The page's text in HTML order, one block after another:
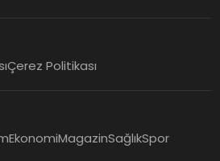
Çerez Politikası
EkonomiMagazinSağlıkSpor